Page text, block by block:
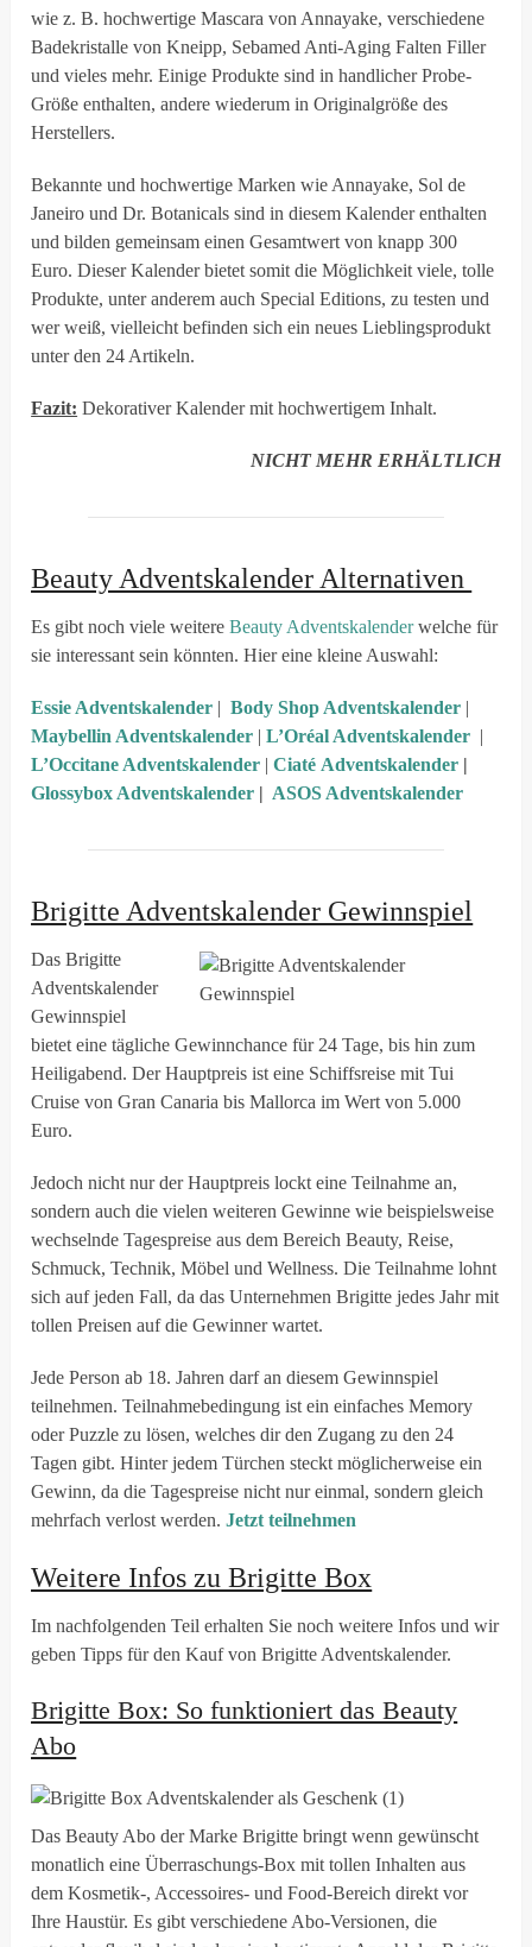
wie z. B. hochwertige Mascara von Annayake, verschiedene
Badekristalle von Kneipp, Sebamed Anti-Aging Falten Filler
und vieles mehr. Einige Produkte sind in handlicher Probe-
Größe enthalten, andere wiederum in Originalgröße des
Herstellers.
Bekannte und hochwertige Marken wie Annayake, Sol de
Janeiro und Dr. Botanicals sind in diesem Kalender enthalten
und bilden gemeinsam einen Gesamtwert von knapp 300
Euro. Dieser Kalender bietet somit die Möglichkeit viele, tolle
Produkte, unter anderem auch Special Editions, zu testen und
wer weiß, vielleicht befinden sich ein neues Lieblingsprodukt
unter den 24 Artikeln.
Fazit: Dekorativer Kalender mit hochwertigem Inhalt.
NICHT MEHR ERHÄLTLICH
Beauty Adventskalender Alternativen
Es gibt noch viele weitereBeauty Adventskalenderwelche für
sie interessant sein könnten. Hier eine kleine Auswahl:
Essie Adventskalender |Body Shop Adventskalender
Maybellin Adventskalender |L’Oréal Adventskalender
L’Occitane Adventskalender |Ciaté Adventskalender
Glossybox Adventskalender |ASOS Adventskalender
Brigitte Adventskalender Gewinnspiel
Das Brigitte
Adventskalender
Gewinnspiel
bietet eine tägliche Gewinnchance für 24 Tage, bis hin zum
Heiligabend. Der Hauptpreis ist eine Schiffsreise mit Tui
Cruise von Gran Canaria bis Mallorca im Wert von 5.000
Euro.
Jedoch nicht nur der Hauptpreis lockt eine Teilnahme an,
sondern auch die vielen weiteren Gewinne wie beispielsweise
wechselnde Tagespreise aus dem Bereich Beauty, Reise,
Schmuck, Technik, Möbel und Wellness. Die Teilnahme lohnt
sich auf jeden Fall, da das Unternehmen Brigitte jedes Jahr mit
tollen Preisen auf die Gewinner wartet.
Jede Person ab 18. Jahren darf an diesem Gewinnspiel
teilnehmen. Teilnahmebedingung ist ein einfaches Memory
oder Puzzle zu lösen, welches dir den Zugang zu den 24
Tagen gibt. Hinter jedem Türchen steckt möglicherweise ein
Gewinn, da die Tagespreise nicht nur einmal, sondern gleich
mehrfach verlost werden.Jetzt teilnehmen
Weitere Infos zu Brigitte Box
Im nachfolgenden Teil erhalten Sie noch weitere Infos und wir
geben Tipps für den Kauf von Brigitte Adventskalender.
Brigitte Box: So funktioniert das Beauty
Abo
Das Beauty Abo der Marke Brigitte bringt wenn gewünscht
monatlich eine Überraschungs-Box mit tollen Inhalten aus
dem Kosmetik-, Accessoires- und Food-Bereich direkt vor
Ihre Haustür. Es gibt verschiedene Abo-Versionen, die